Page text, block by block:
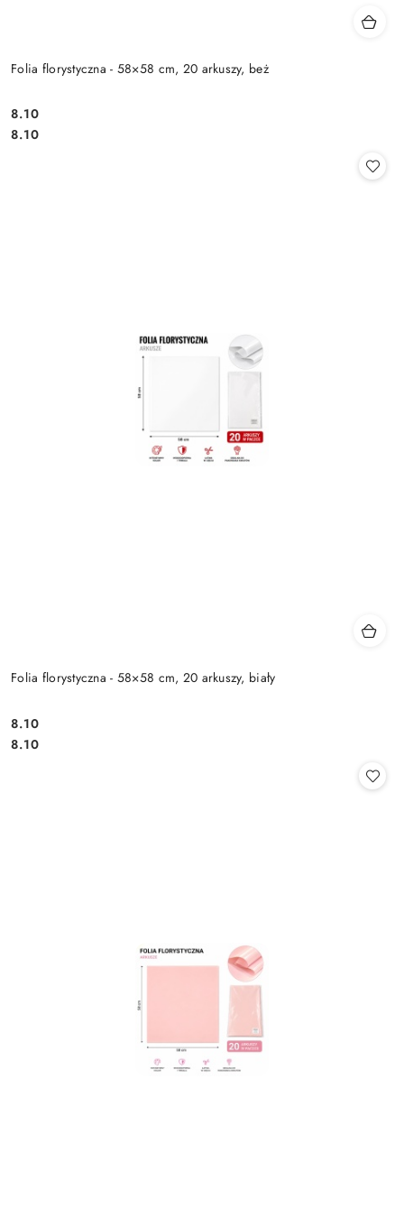
Folia florystyczna - 58×58 cm, 20 arkuszy, beż
Cena:
8.10
Cena:
8.10
Folia florystyczna - 58×58 cm, 20 arkuszy, biały
Cena:
8.10
Cena:
8.10